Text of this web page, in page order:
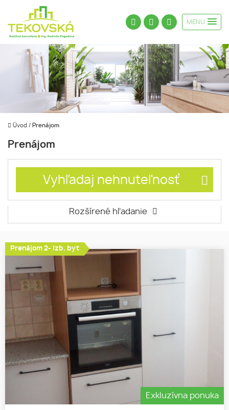
MENU
Úvod / Prenájom
Prenájom
Vyhľadaj nehnuteľnosť
Rozšírené hľadanie
Exkluzívna ponuka
Prenájom 2- izb. byt